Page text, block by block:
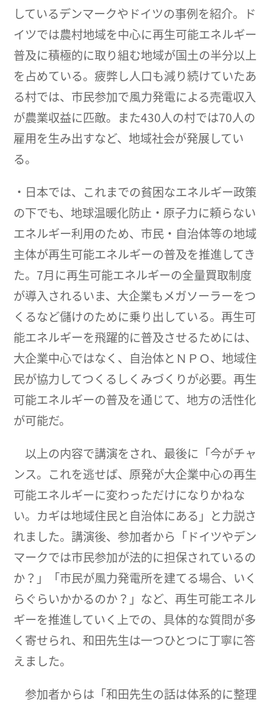
しているデンマークやドイツの事例を紹介。ド
イツでは農村地域を中心に再生可能エネルギー
普及に積極的に取り組む地域が国土の半分以上
を占めている。疲弊し人口も減り続けていたあ
る村では、市民参加で風力発電による売電収入
が農業収益に匹敵。また430人の村では70人の
雇用を生み出すなど、地域社会が発展してい
る。
・日本では、これまでの貧困なエネルギー政策
の下でも、地球温暖化防止・原子力に頼らない
エネルギー利用のため、市民・自治体等の地域
主体が再生可能エネルギーの普及を推進してき
た。7月に再生可能エネルギーの全量買取制度
が導入されるいま、大企業もメガソーラーをつ
くるなど儲けのために乗り出している。再生可
能エネルギーを飛躍的に普及させるためには、
大企業中心ではなく、自治体とＮＰＯ、地域住
民が協力してつくるしくみづくりが必要。再生
可能エネルギーの普及を通じて、地方の活性化
が可能だ。
以上の内容で講演をされ、最後に「今がチャ
ンス。これを逃せば、原発が大企業中心の再生
可能エネルギーに変わっただけになりかねな
い。カギは地域住民と自治体にある」と力説さ
れました。講演後、参加者から「ドイツやデン
マークでは市民参加が法的に担保されているの
か？」「市民が風力発電所を建てる場合、いく
らぐらいかかるのか？」など、再生可能エネル
ギーを推進していく上での、具体的な質問が多
く寄せられ、和田先生は一つひとつに丁寧に答
えました。
参加者からは「和田先生の話は体系的に整理